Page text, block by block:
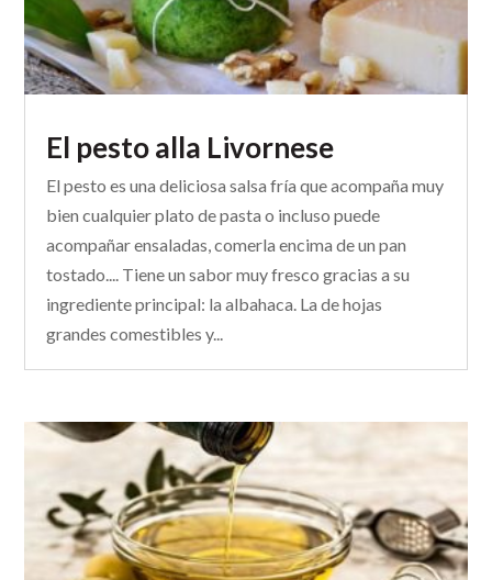
El pesto alla Livornese
El pesto es una deliciosa salsa fría que acompaña muy
bien cualquier plato de pasta o incluso puede
acompañar ensaladas, comerla encima de un pan
tostado.... Tiene un sabor muy fresco gracias a su
ingrediente principal: la albahaca. La de hojas
grandes comestibles y...